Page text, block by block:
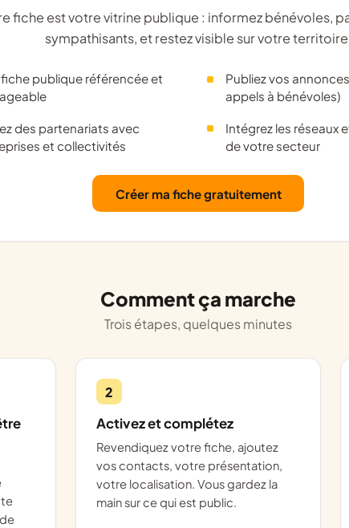
sympathisants, et restez visible sur votre
fiche publique référencée et
Publiez vos
appels à bénévoles)
des partenariats avec
et collectivités
Intégrez les réseaux
de votre secteur
Créer ma fiche gratuitement
Comment ça marche
Trois étapes, quelques minutes
2
Activez et complétez
Revendiquez votre fiche, ajoutez
vos contacts, votre présentation,
votre localisation. Vous gardez la
main sur ce qui est public.